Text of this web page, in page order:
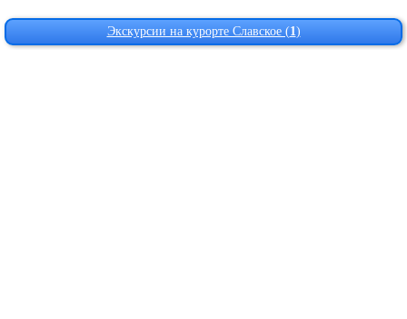
Экскурсии на курорте Славское (1 )